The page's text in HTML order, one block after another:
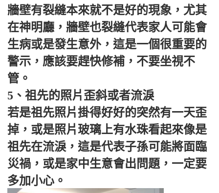
牆壁有裂縫本來就不是好的現象，尤其
在神明廳，牆壁也裂縫代表家人可能會
生病或是發生意外，這是一個很重要的
警示，應該要趕快修補，不要坐視不
管。
5、祖先的照片歪斜或者流淚
若是祖先照片掛得好好的突然有一天歪
掉，或是照片玻璃上有水珠看起來像是
祖先在流淚，這是代表子孫可能將面臨
災禍，或是家中生意會出問題，一定要
多加小心。